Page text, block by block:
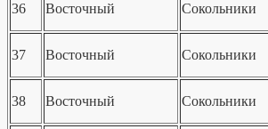
36 Восточный Сокольники
37 Восточный Сокольники
38 Восточный Сокольники